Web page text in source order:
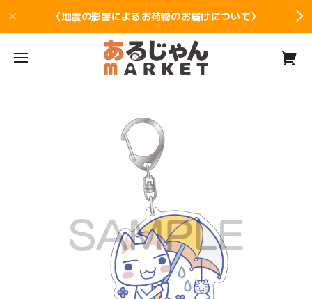
〈地震の影響によるお荷物のお届けについて〉